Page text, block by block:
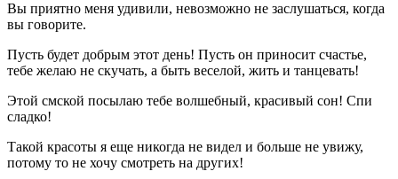
Вы приятно меня удивили, невозможно не заслушаться, когда
вы говорите.
Пусть будет добрым этот день! Пусть он приносит счастье,
тебе желаю не скучать, а быть веселой, жить и танцевать!
Этой смской посылаю тебе волшебный, красивый сон! Спи
сладко!
Такой красоты я еще никогда не видел и больше не увижу,
потому то не хочу смотреть на других!